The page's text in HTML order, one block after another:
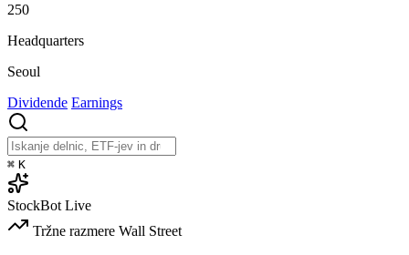
250
Headquarters
Seoul
Dividende Earnings
⌘ K
StockBot Live
Tržne razmere Wall Street